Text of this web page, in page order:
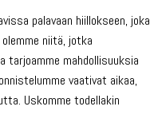
palavaan hiillokseen, joka
niitä, jotka
tarjoamme mahdollisuuksia
vaativat aikaa,
Uskomme todellakin